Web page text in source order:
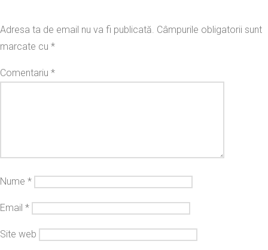
Adresa ta de email nu va fi publicată. Câmpurile obligatorii sunt
marcate cu *
Comentariu *
Nume *
Email *
Site web